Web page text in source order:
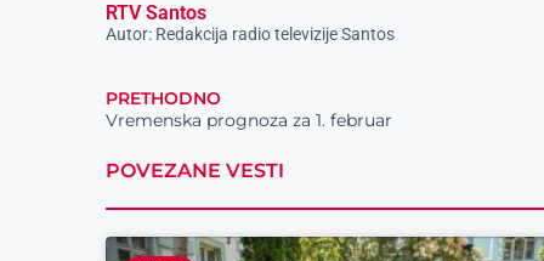
RTV Santos
Autor: Redakcija radio televizije Santos
PRETHODNO
Vremenska prognoza za 1. februar
POVEZANE VESTI